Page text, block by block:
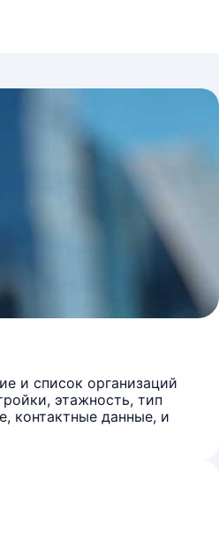
и список организаций
этажность, тип
контактные данные, и